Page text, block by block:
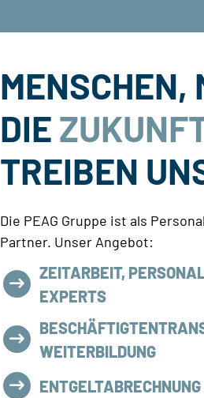
MENSCHEN,
DIE
TREIBEN
Die PEAG Gruppe ist als
Partner. Unser Angebot:
ZEITARBEIT,
EXPERTS
WEITERBILDUNG